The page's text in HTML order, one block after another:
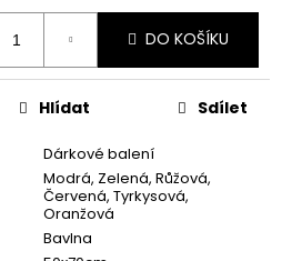
DO KOŠÍKU
Dárkové balení
Modrá, Zelená, Růžová,
Červená, Tyrkysová,
Oranžová
Bavlna
Hlídat Sdílet